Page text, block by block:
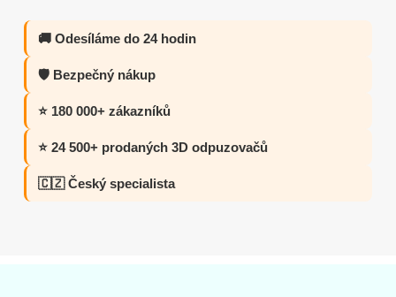
🚚 Odesíláme do 24 hodin
🛡️ Bezpečný nákup
⭐ 180 000+ zákazníků
⭐ 24 500+ prodaných 3D odpuzovačů
🇨🇿 Český specialista